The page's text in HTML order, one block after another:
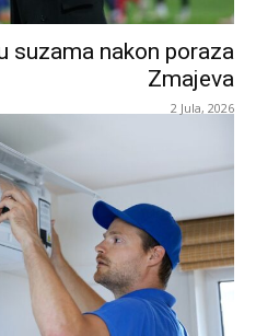
suzama nakon poraza
Zmajeva
2 Jula, 2026